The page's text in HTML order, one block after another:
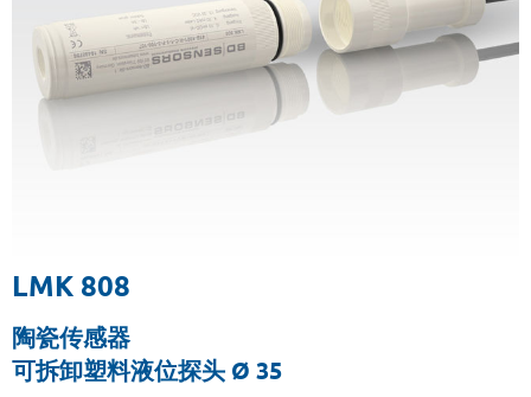
LMK 808
陶瓷传感器
可拆卸塑料液位探头 Ø 35